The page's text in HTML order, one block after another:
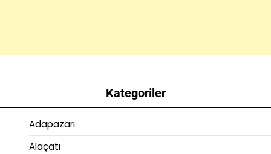
Kategoriler
Adapazarı
Alaçatı